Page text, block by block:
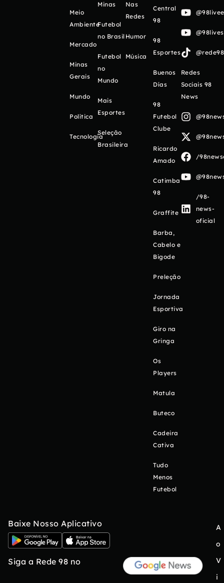
Meio
Ambiente
Mercado
Minas
Gerais
Mundo
Política
Tecnologia
Minas
Futebol
no Brasil
Futebol
no
Mundo
Mais
Esportes
Seleção
Brasileira
Nas
Redes
Humor
Música
Central
98
98
Esportes
Buenos
Días
98
Futebol
Clube
Ricardo
Amado
Catimba
98
Graffite
Barba,
Cabelo e
Bigode
Preleção
Jornada
Esportiva
Giro na
Gringa
Os
Players
Matula
Buteco
Cadeira
Cativa
Tudo
Menos
Futebol
Redes
Sociais 98
News
/
/98-
news-
oficial
Baixe Nosso Aplicativo
Siga a Rede 98 no
A
o
V
i